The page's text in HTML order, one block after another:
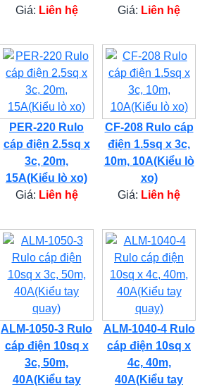
Giá: Liên hệ
Giá: Liên hệ
PER-220 Rulo
cáp điện 2.5sq x
3c, 20m,
15A(Kiểu lò xo)
Giá: Liên hệ
CF-208 Rulo cáp
điện 1.5sq x 3c,
10m, 10A(Kiểu lò
xo)
Giá: Liên hệ
ALM-1050-3 Rulo
cáp điện 10sq x
3c, 50m,
40A(Kiểu tay
ALM-1040-4 Rulo
cáp điện 10sq x
4c, 40m,
40A(Kiểu tay